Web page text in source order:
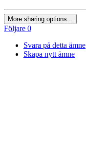
More sharing options...
Följare 0
Svara på detta ämne
Skapa nytt ämne